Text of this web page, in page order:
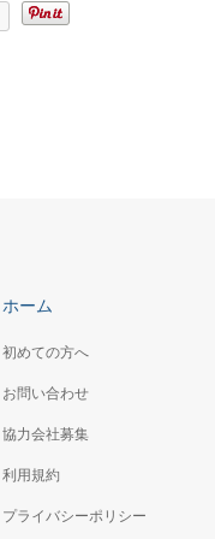
ホーム
初めての方へ
お問い合わせ
協力会社募集
利用規約
プライバシーポリシー